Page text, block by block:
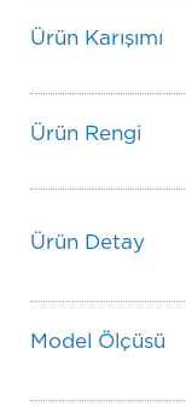
Ürün Karışımı
Ürün Rengi
Ürün Detay
Model Ölçüsü